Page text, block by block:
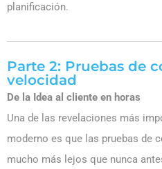
planificación.
Parte 2: Pruebas de
velocidad
De la Idea al cliente en horas
Una de las revelaciones más
moderno es que las pruebas de
mucho más lejos que nunca